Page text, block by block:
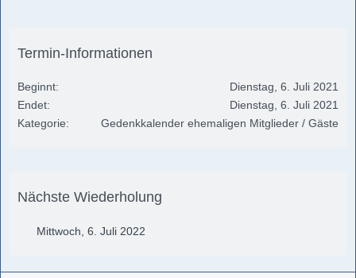
Termin-Informationen
Beginnt
Dienstag, 6. Juli 2021
Endet
Dienstag, 6. Juli 2021
Kategorie
Gedenkkalender ehemaligen Mitglieder / Gäste
Nächste Wiederholung
Mittwoch, 6. Juli 2022